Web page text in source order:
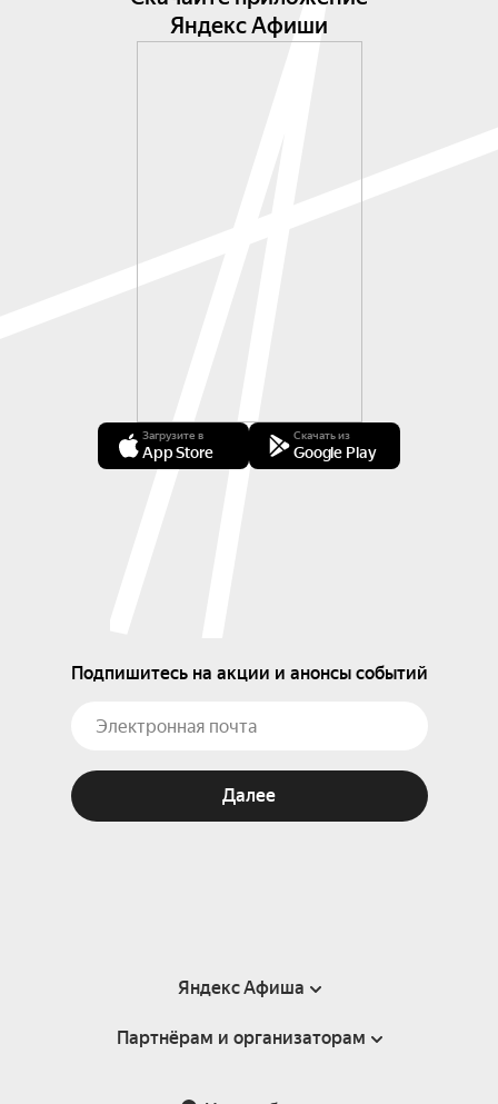
Яндекс Афиши
Загрузите в
App Store
Скачать из
Google Play
Подпишитесь на акции и анонсы событий
Далее
Яндекс Афиша
Справка
Партнёрам и организаторам